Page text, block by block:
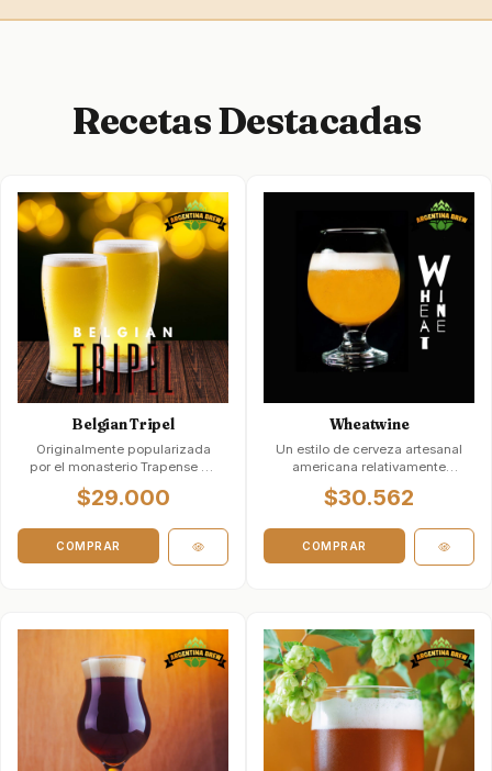
Recetas Destacadas
Belgian Tripel
Originalmente popularizada
por el monasterio Trapense de
Westmalle. Puede parecerse a
una Ale B…
$29.000
COMPRAR
Wheatwine
Un estilo de cerveza artesanal
americana relativamente
nuevo que fue producido por
primera vez …
$30.562
COMPRAR